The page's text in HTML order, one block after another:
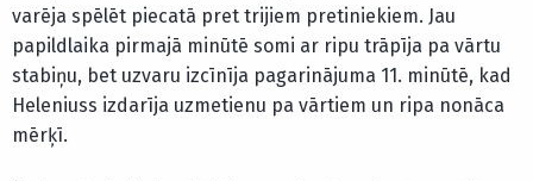
varēja spēlēt piecatā pret trijiem pretiniekiem. Jau
papildlaika pirmajā minūtē somi ar ripu trāpīja pa vārtu
stabiņu, bet uzvaru izcīnīja pagarinājuma 11. minūtē, kad
Heleniuss izdarīja uzmetienu pa vārtiem un ripa nonāca
mērķī.